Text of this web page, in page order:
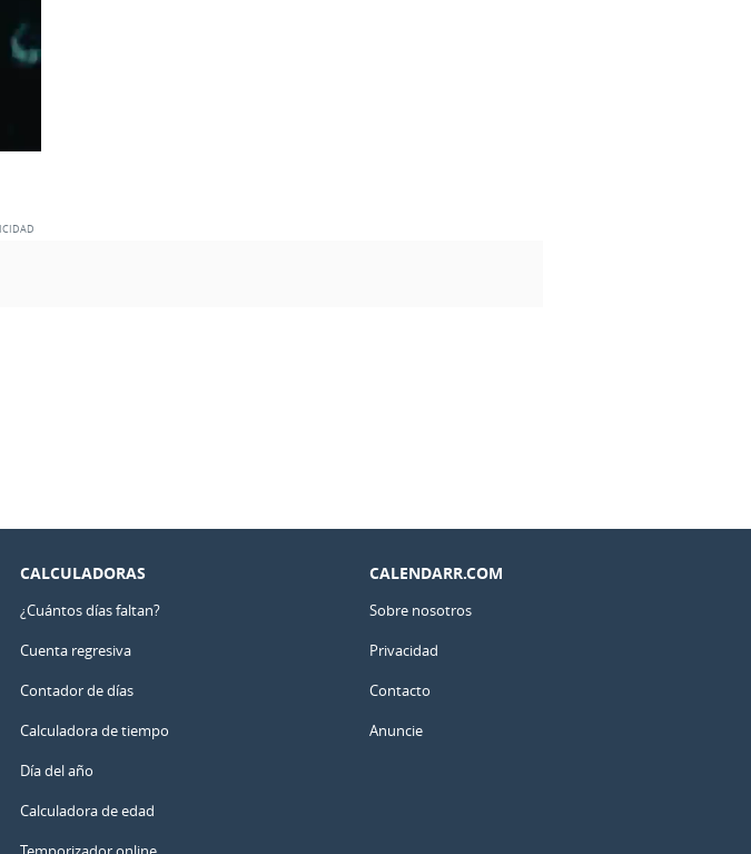
CALCULADORAS
¿Cuántos días faltan?
Cuenta regresiva
Contador de días
Calculadora de tiempo
Día del año
Calculadora de edad
CALENDARR.COM
Sobre nosotros
Privacidad
Contacto
Anuncie